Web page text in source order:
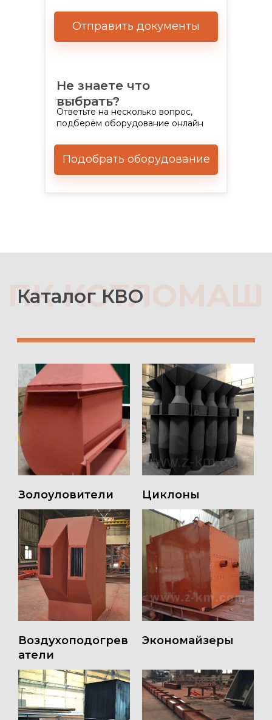
Не знаете что
выбрать?
Ответьте на несколько вопрос,
подберём оборудование онлайн
Отправить документы
Подобрать оборудование
ПК КОТЛОМАШ
Каталог КВО
Золоуловители Циклоны
Воздухоподогрев
атели
Экономайзеры